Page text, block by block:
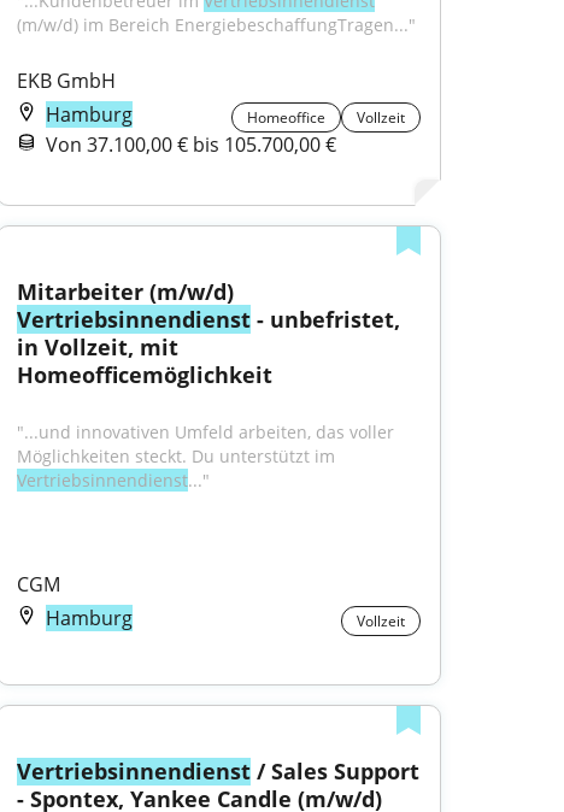
(m/w/d) im Bereich EnergiebeschaffungTragen..."
EKB GmbH
Hamburg
Homeoffice Vollzeit
Von 37.100,00 € bis 105.700,00 €
Mitarbeiter (m/w/d)
Vertriebsinnendienst - unbefristet,
in Vollzeit, mit
Homeofficemöglichkeit
"...und innovativen Umfeld arbeiten, das voller
Vertriebsinnendienst..."
CGM
Hamburg
Vollzeit
Vertriebsinnendienst / Sales Support
- Spontex, Yankee Candle (m/w/d)